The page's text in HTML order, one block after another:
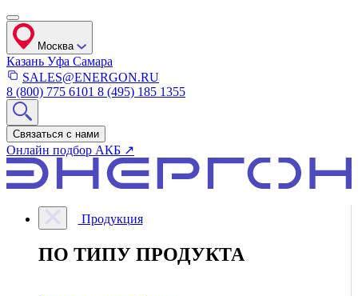
Москва
Казань Уфа Самара
SALES@ENERGON.RU
8 (800) 775 6101 8 (495) 185 1355
Связаться с нами
Онлайн подбор АКБ ↗
Продукция
ПО ТИПУ ПРОДУКТА